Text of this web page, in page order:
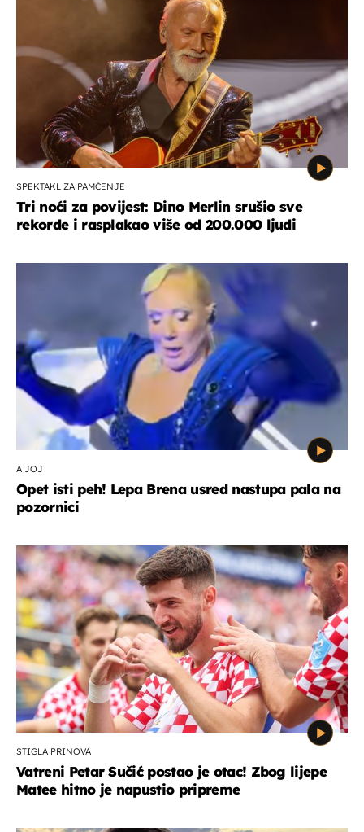
SPEKTAKL ZA PAMĆENJE
Tri noći za povijest: Dino Merlin srušio sve
rekorde i rasplakao više od 200.000 ljudi
A JOJ
Opet isti peh! Lepa Brena usred nastupa pala na
pozornici
STIGLA PRINOVA
Vatreni Petar Sučić postao je otac! Zbog lijepe
Matee hitno je napustio pripreme